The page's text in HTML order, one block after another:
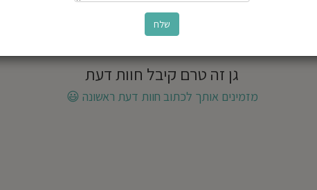
גן זה טרם קיבל חוות דעת
מזמינים אותך לכתוב חוות דעת ראשונה 😃